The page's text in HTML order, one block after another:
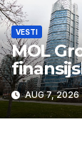
VESTI
MOL
AUG 7, 2026